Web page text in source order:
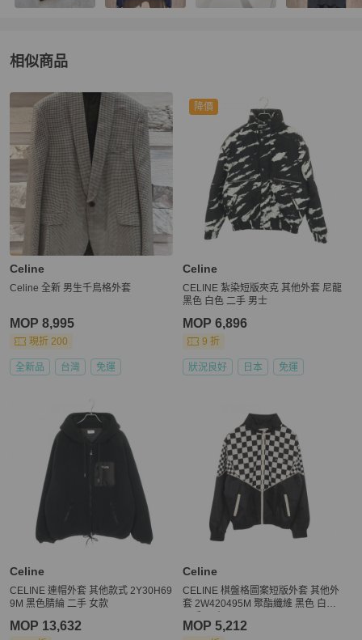
相似商品
更多相似Celine男裝推薦精品
Celine
Celine 全新 男生千鳥格外套
MOP 8,995
現折 200
全新品 台灣 免運
降價
Celine
CELINE 紮染短版夾克 其他外套 尼龍
黑色 白色 二手 男士
MOP 6,896
9 折
狀況良好 日本 免運
Celine
CELINE 連帽外套 其他款式 2Y30H69
9M 黑色腈綸 二手 女款
MOP 13,632
Celine
CELINE 棋盤格圖案短版外套 其他外
套 2W420495M 聚酯纖維 黑色 白色
MOP 5,212